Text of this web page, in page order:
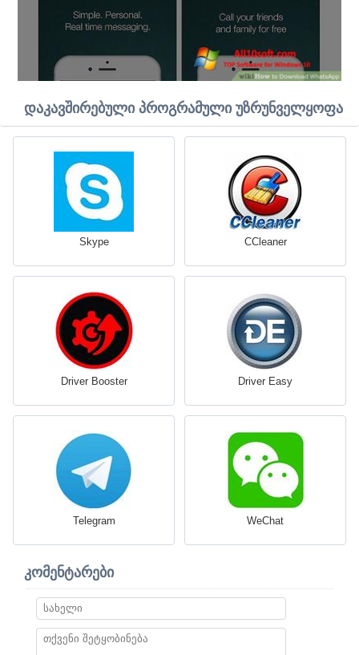
დაკავშირებული პროგრამული უზრუნველყოფა
Skype CCleaner
Driver Booster Driver Easy
Telegram WeChat
კომენტარები